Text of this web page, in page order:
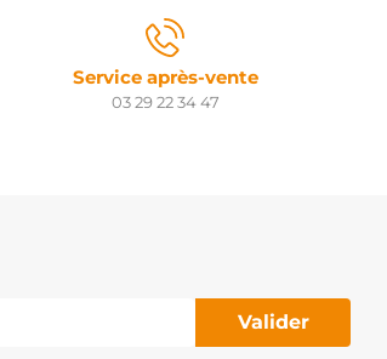
Service après-vente
03 29 22 34 47
Valider